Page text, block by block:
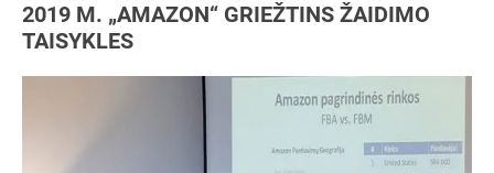
2019 M. „AMAZON“ GRIEŽTINS ŽAIDIMO
TAISYKLES